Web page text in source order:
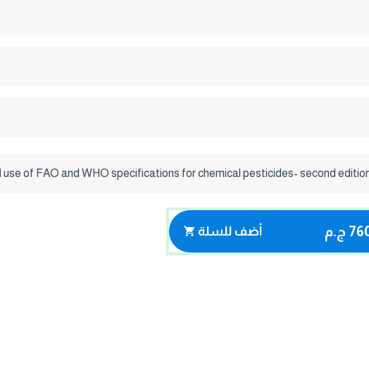
use of FAO and WHO specifications for chemical pesticides- second
ج.م أضف للسلة